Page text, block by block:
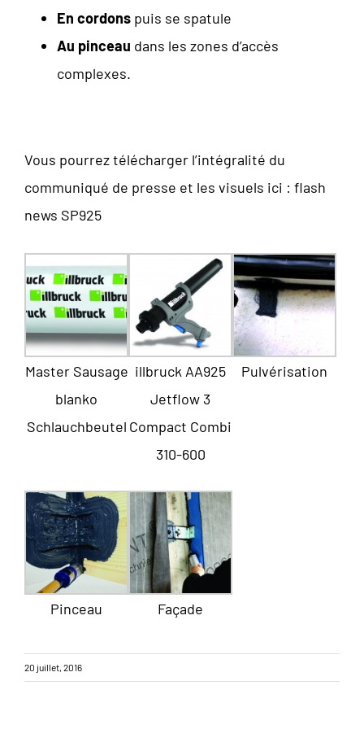
En cordons puis se spatule
Au pinceau dans les zones d’accès
complexes.
Vous pourrez télécharger l’intégralité du
communiqué de presse et les visuels ici : flash
news SP925
Master Sausage
blanko
Schlauchbeutel
illbruck AA925
Jetflow 3
Compact Combi
310-600
Pulvérisation
Pinceau Façade
20 juillet, 2016